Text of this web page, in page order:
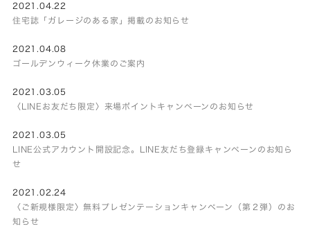
2021.04.22
住宅誌「ガレージのある家」掲載のお知らせ
2021.04.08
ゴールデンウィーク休業のご案内
2021.03.05
〈LINEお友だち限定〉来場ポイントキャンペーンのお知らせ
2021.03.05
LINE公式アカウント開設記念。LINE友だち登録キャンペーンのお知ら
せ
2021.02.24
〈ご新規様限定〉無料プレゼンテーションキャンペーン（第２弾）のお
知らせ